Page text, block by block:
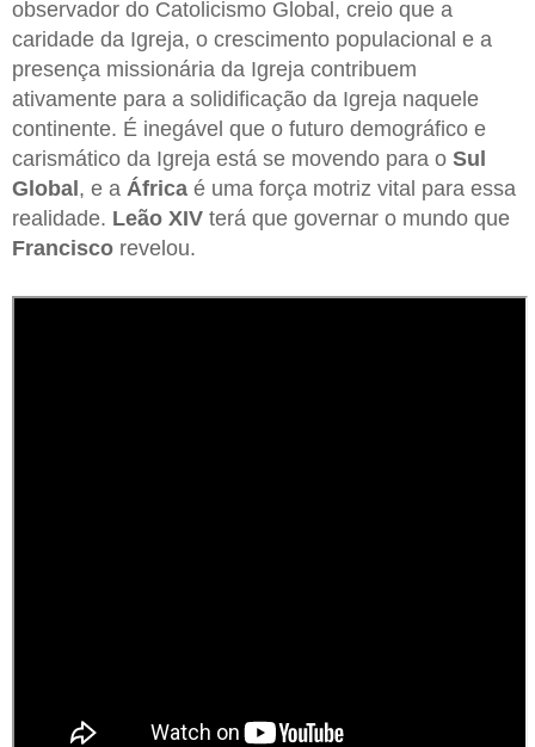
observador do Catolicismo Global, creio que a
caridade da Igreja, o crescimento populacional e a
presença missionária da Igreja contribuem
ativamente para a solidificação da Igreja naquele
continente. É inegável que o futuro demográfico e
carismático da Igreja está se movendo para o Sul
Global, e a África é uma força motriz vital para essa
realidade. Leão XIV terá que governar o mundo que
Francisco revelou.